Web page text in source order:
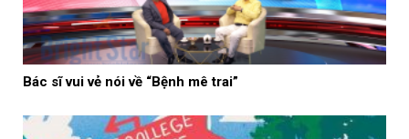
Bác sĩ vui vẻ nói về “Bệnh mê trai”